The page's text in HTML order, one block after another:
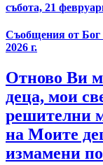
събота, 21
Съобщения от
2026 г.
Отново Ви
деца, мои
решителни
на Моите
измамени